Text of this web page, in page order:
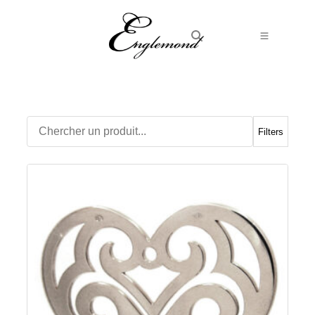
Boucles d’Oreilles
Boutons de manchette
Colliers
Médailles
Pendentifs
Adamas
Filters